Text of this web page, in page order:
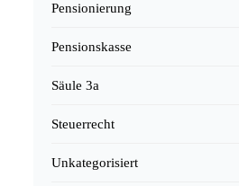
Pensionierung
Pensionskasse
Säule 3a
Steuerrecht
Unkategorisiert